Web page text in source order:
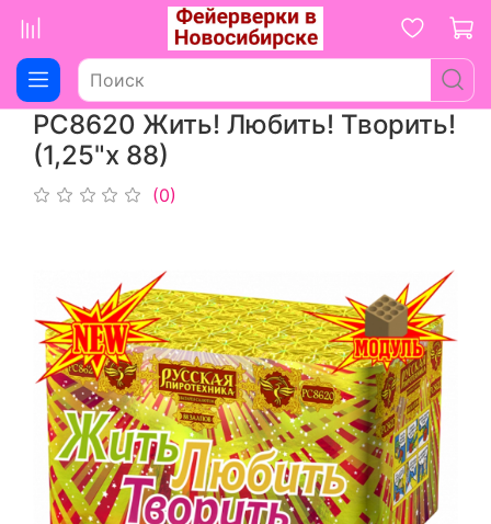
РС8620 Жить! Любить! Творить!
(1,25"х 88)
(0)